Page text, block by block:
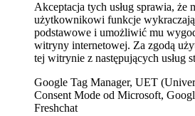
Akceptacja tych usług sprawia, że
użytkownikowi funkcje
podstawowe i umożliwić mu
witryny internetowej. Za zgodą
tej witrynie z następujących usług
Google Tag Manager, UET
Consent Mode od Microsoft,
Freshchat